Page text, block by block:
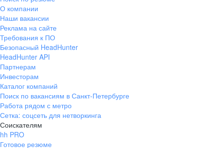
О компании
Наши вакансии
Реклама на сайте
Требования к ПО
Безопасный HeadHunter
HeadHunter API
Партнерам
Инвесторам
Каталог компаний
Поиск по вакансиям в Санкт-Петербурге
Работа рядом с метро
Сетка: соцсеть для нетворкинга
Соискателям
hh PRO
Готовое резюме